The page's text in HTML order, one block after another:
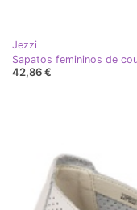
Jezzi
Sapatos femininos de
42,86 €